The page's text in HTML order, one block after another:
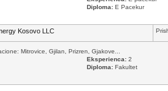
Diploma: E Pacekur
Kosovo LLC
Mitrovice, Gjilan, Prizren, Gjakove...
Eksperienca: 2
Diploma: Fakultet